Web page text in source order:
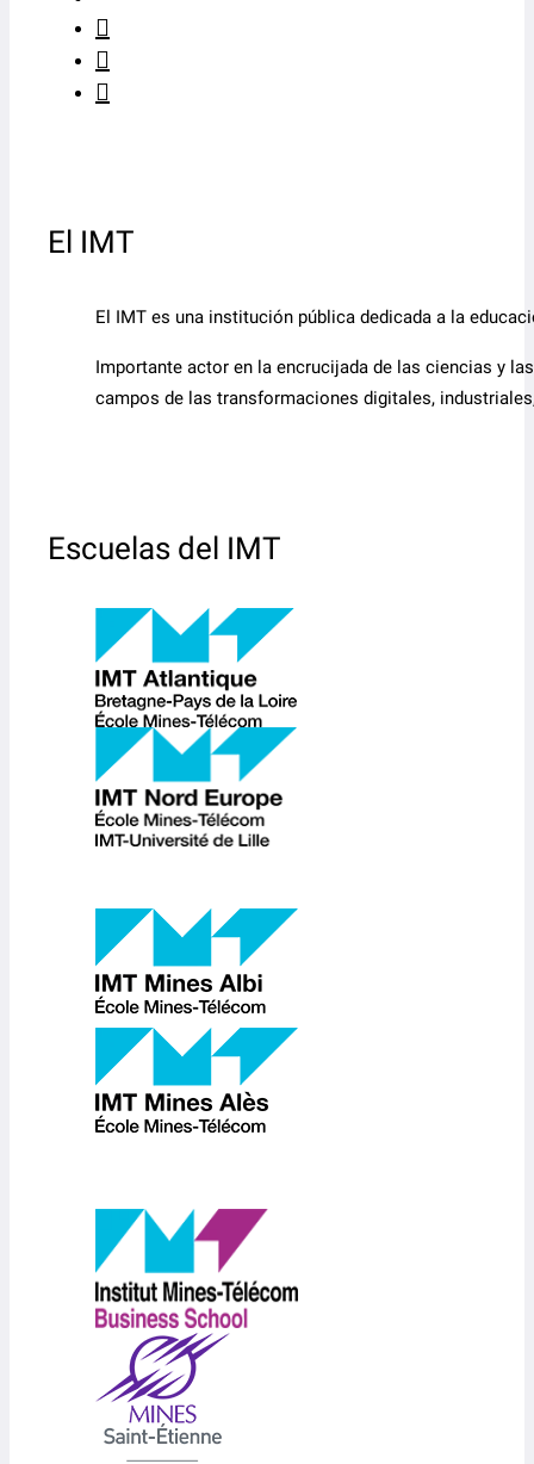
El IMT
El IMT es una institución pública dedicada a la
Importante actor en la encrucijada de las ciencias y
campos de las transformaciones digitales,
Escuelas del IMT